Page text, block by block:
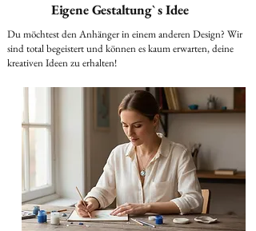
Eigene Gestaltung` s Idee
Du möchtest den Anhänger in einem anderen Design? Wir
sind total begeistert und können es kaum erwarten, deine
kreativen Ideen zu erhalten!